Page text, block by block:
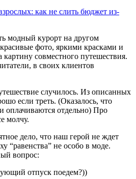
как не слить бюджет из-
модный курорт на другом
фото, яркими красками и
картину совместного путешествия.
в своих клиентов
случилось. Из описанных
если треть. (Оказалось, что
оплачиваются отдельно) Про
молчу.
дело, что наш герой не ждет
“равенства” не особо в моде.
вопрос:
отпуск поедем?))